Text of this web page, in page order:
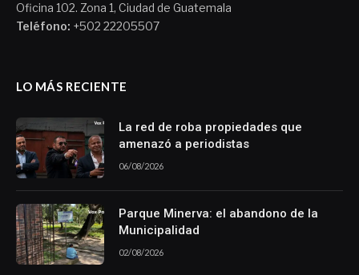
Oficina 102. Zona 1, Ciudad de Guatemala
Teléfono: +502 22205507
LO MÁS RECIENTE
La red de roba propiedades que
amenazó a periodistas
06/08/2026
Parque Minerva: el abandono de la
Municipalidad
02/08/2026